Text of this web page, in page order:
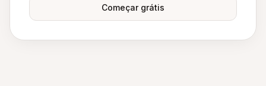
Começar grátis